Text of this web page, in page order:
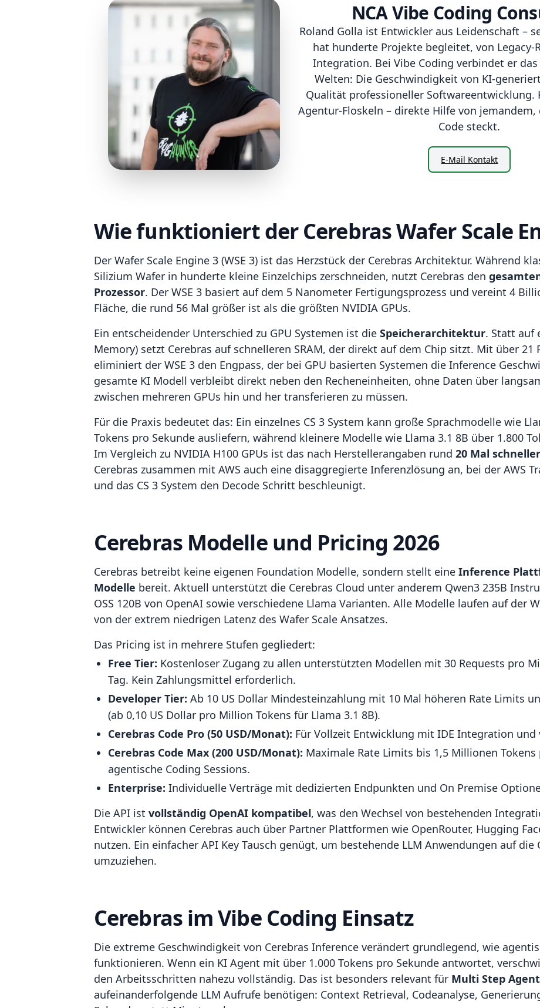
NCA Vibe Coding
Roland Golla ist Entwickler aus Leidenschaft –
hat hunderte Projekte begleitet, von Legacy-
Integration. Bei Vibe Coding verbindet er
Welten: Die Geschwindigkeit von KI-
Qualität professioneller Softwareentwicklung.
Agentur-Floskeln – direkte Hilfe von
Code steckt.
E-Mail Kontakt
Wie funktioniert der Cerebras Wafer Scale
Der Wafer Scale Engine 3 (WSE 3) ist das Herzstück der Cerebras Architektur. Während
Silizium Wafer in hunderte kleine Einzelchips zerschneiden, nutzt Cerebras den
Prozessor. Der WSE 3 basiert auf dem 5 Nanometer Fertigungsprozess und vereint 4
Fläche, die rund 56 Mal größer ist als die größten NVIDIA GPUs.
Ein entscheidender Unterschied zu GPU Systemen ist die Speicherarchitektur. Statt auf
Memory) setzt Cerebras auf schnelleren SRAM, der direkt auf dem Chip sitzt. Mit über
eliminiert der WSE 3 den Engpass, der bei GPU basierten Systemen die Inference
gesamte KI Modell verbleibt direkt neben den Recheneinheiten, ohne Daten über
zwischen mehreren GPUs hin und her transferieren zu müssen.
Für die Praxis bedeutet das: Ein einzelnes CS 3 System kann große Sprachmodelle wie
Tokens pro Sekunde ausliefern, während kleinere Modelle wie Llama 3.1 8B über 1.800
Im Vergleich zu NVIDIA H100 GPUs ist das nach Herstellerangaben rund 20 Mal schneller
Cerebras zusammen mit AWS auch eine disaggregierte Inferenzlösung an, bei der AWS
und das CS 3 System den Decode Schritt beschleunigt.
Cerebras Modelle und Pricing 2026
Cerebras betreibt keine eigenen Foundation Modelle, sondern stellt eine Inference
Modelle bereit. Aktuell unterstützt die Cerebras Cloud unter anderem Qwen3 235B
OSS 120B von OpenAI sowie verschiedene Llama Varianten. Alle Modelle laufen auf der
von der extrem niedrigen Latenz des Wafer Scale Ansatzes.
Das Pricing ist in mehrere Stufen gegliedert:
Free Tier: Kostenloser Zugang zu allen unterstützten Modellen mit 30 Requests pro
Tag. Kein Zahlungsmittel erforderlich.
Developer Tier: Ab 10 US Dollar Mindesteinzahlung mit 10 Mal höheren Rate Limits
(ab 0,10 US Dollar pro Million Tokens für Llama 3.1 8B).
Cerebras Code Pro (50 USD/Monat): Für Vollzeit Entwicklung mit IDE Integration
Cerebras Code Max (200 USD/Monat): Maximale Rate Limits bis 1,5 Millionen
agentische Coding Sessions.
Enterprise: Individuelle Verträge mit dedizierten Endpunkten und On Premise
Die API ist vollständig OpenAI kompatibel, was den Wechsel von bestehenden
Entwickler können Cerebras auch über Partner Plattformen wie OpenRouter, Hugging
nutzen. Ein einfacher API Key Tausch genügt, um bestehende LLM Anwendungen auf
umzuziehen.
Cerebras im Vibe Coding Einsatz
Die extreme Geschwindigkeit von Cerebras Inference verändert grundlegend, wie
funktionieren. Wenn ein KI Agent mit über 1.000 Tokens pro Sekunde antwortet,
den Arbeitsschritten nahezu vollständig. Das ist besonders relevant für Multi Step
aufeinanderfolgende LLM Aufrufe benötigen: Context Retrieval, Codeanalyse,